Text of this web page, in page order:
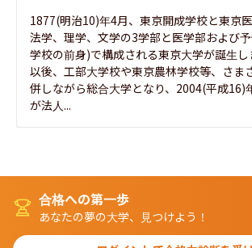
1877(明治10)年4月、東京開成学校と東京医
法学、理学、文学の3学部と医学部および
学校の前身)で構成される東京大学が誕生し
以後、工部大学校や東京農林学校等、さま
併しながら総合大学となり、2004(平成16)
が法人...
合格への第一歩
あなたの夢の大学、見つけよう！